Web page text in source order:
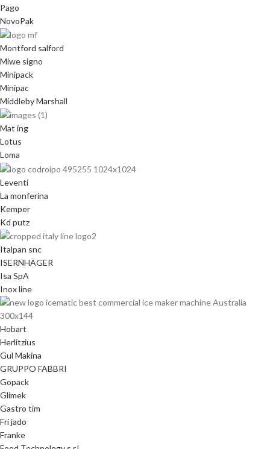
Pago
NovoPak
Montford salford
Miwe signo
Minipack
Minipac
Middleby Marshall
Mat ing
Lotus
Loma
Leventi
La monferina
Kemper
Kd putz
Italpan snc
ISERNHÄGER
Isa SpA
Inox line
Hobart
Herlitzius
Gul Makina
GRUPPO FABBRI
Gopack
Glimek
Gastro tim
Fri jado
Franke